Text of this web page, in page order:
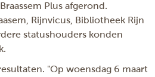
Plus afgerond.
Rijnvicus, Bibliotheek Rijn
statushouders konden
"Op woensdag 6 maart